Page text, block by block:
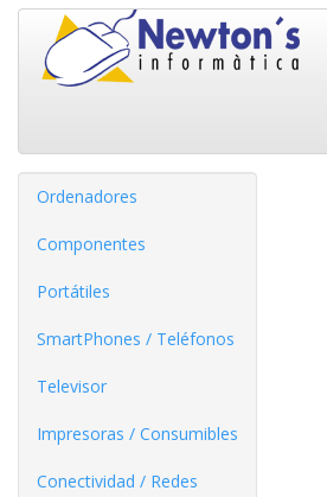
Ordenadores
Componentes
Portátiles
SmartPhones / Teléfonos
Televisor
Impresoras / Consumibles
Conectividad / Redes